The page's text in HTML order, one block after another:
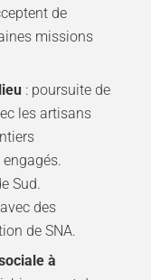
de
missions
: poursuite de
les artisans
Sud.
des
de SNA.
à